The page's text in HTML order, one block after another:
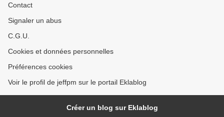
Contact
Signaler un abus
C.G.U.
Cookies et données personnelles
Préférences cookies
Voir le profil de jeffpm sur le portail Eklablog
Créer un blog sur Eklablog